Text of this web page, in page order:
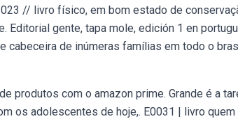
// livro físico, em bom estado de
Editorial gente, tapa mole, edición 1 en
cabeceira de inúmeras famílias em todo o
produtos com o amazon prime. Grande é a
os adolescentes de hoje,. E0031 | livro